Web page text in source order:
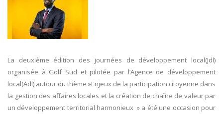
La deuxième édition des journées de développement local(Jdl)
organisée à Golf Sud et pilotée par l’Agence de développement
local(Adl) autour du thème »Enjeux de la participation citoyenne dans
la gestion des affaires locales et la création de chaîne de valeur par
un développement territorial harmonieux » a été une occasion pour